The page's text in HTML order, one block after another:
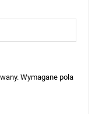
Wymagane pola